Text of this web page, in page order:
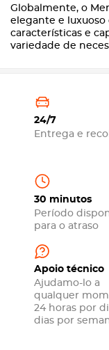
Globalmente, o
elegante e luxuoso
características e
variedade de
24/7
Entrega e
30 minutos
Período
para o atraso
Apoio técnico
Ajudamo-lo a
qualquer
24 horas por
dias por